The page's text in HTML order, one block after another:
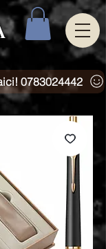
0783024442